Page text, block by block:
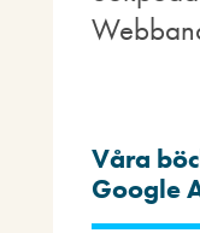
Våra
Google